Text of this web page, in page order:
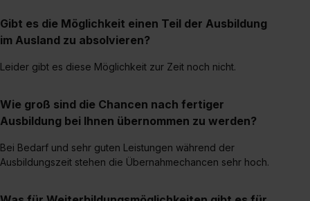
Gibt es die Möglichkeit einen Teil der Ausbildung
im Ausland zu absolvieren?
Leider gibt es diese Möglichkeit zur Zeit noch nicht.
Wie groß sind die Chancen nach fertiger
Ausbildung bei Ihnen übernommen zu werden?
Bei Bedarf und sehr guten Leistungen während der
Ausbildungszeit stehen die Übernahmechancen sehr hoch.